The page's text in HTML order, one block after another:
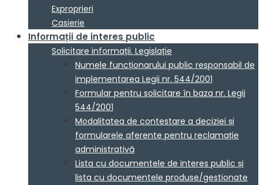
Exproprieri
Casierie
Informații de interes public
Solicitare informații. Legislație
Numele funcționarului public responsabil de
implementarea Legii nr. 544/2001
Formular pentru solicitare în baza nr. Legii
544/2001
Modalitatea de contestare a deciziei și
formularele aferente pentru reclamație
administrativă
Lista cu documentele de interes public și
lista cu documentele produse/gestionate